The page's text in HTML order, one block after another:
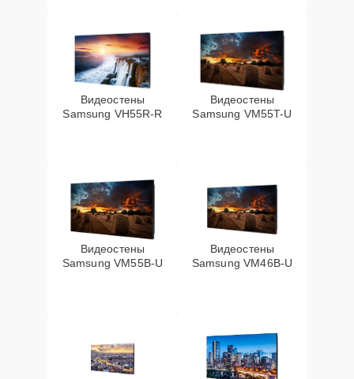
Видеостены
Samsung VH55R-R
Видеостены
Samsung VM55T-U
Видеостены
Samsung VM55B-U
Видеостены
Samsung VM46B-U